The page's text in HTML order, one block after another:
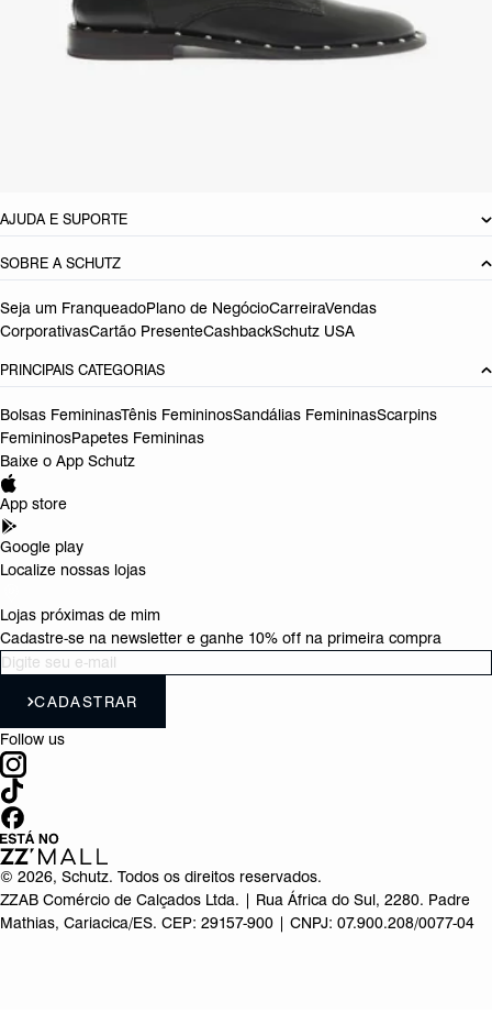
CARACTERÍSTICAS
AJUDA E SUPORTE
SOBRE A SCHUTZ
Seja um FranqueadoPlano de NegócioCarreiraVendas
CorporativasCartão PresenteCashbackSchutz USA
PRINCIPAIS CATEGORIAS
Bolsas FemininasTênis FemininosSandálias FemininasScarpins
FemininosPapetes Femininas
Baixe o App Schutz
App store
Google play
Localize nossas lojas
Lojas próximas de mim
Cadastre-se na newsletter e ganhe 10% off na primeira compra
CADASTRAR
Follow us
© 2026, Schutz. Todos os direitos reservados.
ZZAB Comércio de Calçados Ltda. | Rua África do Sul, 2280. Padre
Mathias, Cariacica/ES. CEP: 29157-900 | CNPJ: 07.900.208/0077-04